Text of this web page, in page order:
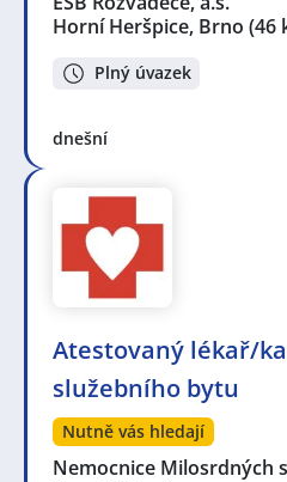
Horní Heršpice, Brno (46
Plný úvazek
dnešní
Atestovaný lékař/
služebního bytu
Nutně vás hledají
Nemocnice Milosrdných